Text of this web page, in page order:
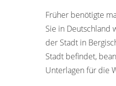
Früher benötigte
Sie in Deutschland
der Stadt in
Stadt befindet,
Unterlagen für die